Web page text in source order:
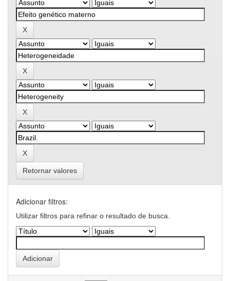
Retornar valores
Adicionar filtros:
Utilizar filtros para refinar o resultado de busca.